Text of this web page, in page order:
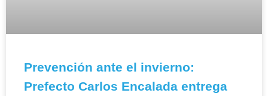
Prevención ante el invierno:
Prefecto Carlos Encalada entrega